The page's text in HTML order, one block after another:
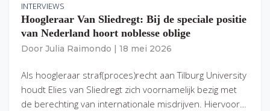
INTERVIEWS
Hoogleraar Van Sliedregt: Bij de speciale positie
van Nederland hoort noblesse oblige
Door Julia Raimondo 18 mei 2026
Als hoogleraar straf(proces)recht aan Tilburg University
houdt Elies van Sliedregt zich voornamelijk bezig met
de berechting van internationale misdrijven. Hiervoor…